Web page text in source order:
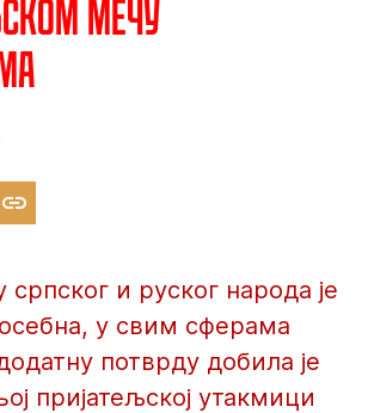
мечу
српског и руског народа је
у свим сферама
потврду добила је
пријатељској утакмици